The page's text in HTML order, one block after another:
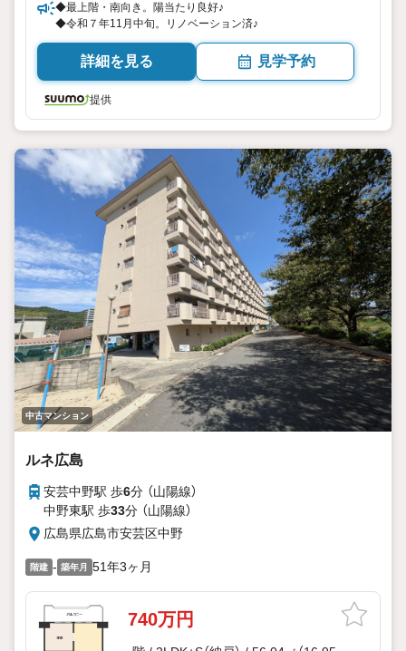
◆最上階・南向き。陽当たり良好♪
◆令和７年11月中旬。リノベーション済♪
詳細を見る 見学予約
提供
中古マンション
ルネ広島
安芸中野駅 歩6分 （山陽線）
中野東駅 歩33分 （山陽線）
広島県広島市安芸区中野
階建 - 築年月 51年3ヶ月
740万円